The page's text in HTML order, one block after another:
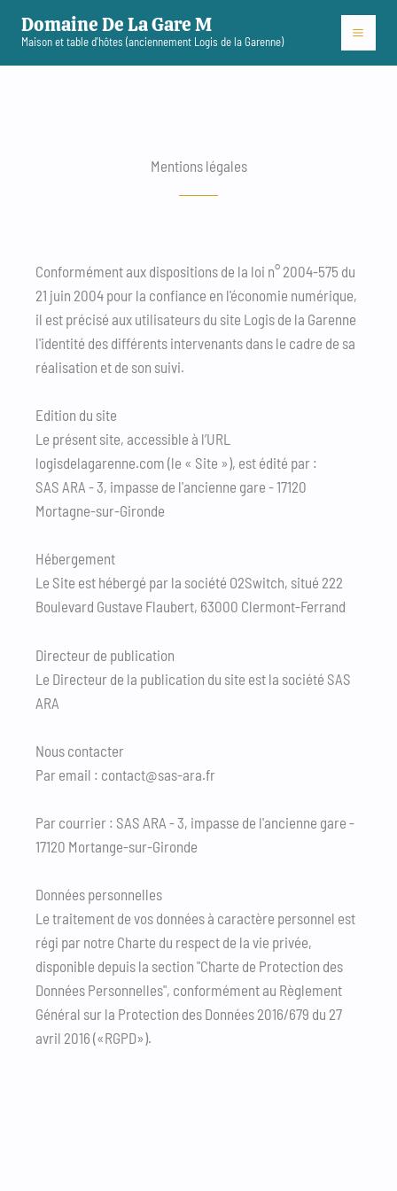
Domaine De La Gare M
Maison et table d'hôtes (anciennement Logis de la Garenne)
Mentions légales
Conformément aux dispositions de la loi n° 2004-575 du
21 juin 2004 pour la confiance en l'économie numérique,
il est précisé aux utilisateurs du site Logis de la Garenne
l'identité des différents intervenants dans le cadre de sa
réalisation et de son suivi.
Edition du site
Le présent site, accessible à l’URL
logisdelagarenne.com (le « Site »), est édité par :
SAS ARA - 3, impasse de l'ancienne gare - 17120
Mortagne-sur-Gironde
Hébergement
Le Site est hébergé par la société O2Switch, situé 222
Boulevard Gustave Flaubert, 63000 Clermont-Ferrand
Directeur de publication
Le Directeur de la publication du site est la société SAS
ARA
Nous contacter
Par email : contact@sas-ara.fr
Par courrier : SAS ARA - 3, impasse de l'ancienne gare -
17120 Mortange-sur-Gironde
Données personnelles
Le traitement de vos données à caractère personnel est
régi par notre Charte du respect de la vie privée,
disponible depuis la section "Charte de Protection des
Données Personnelles", conformément au Règlement
Général sur la Protection des Données 2016/679 du 27
avril 2016 («RGPD»).